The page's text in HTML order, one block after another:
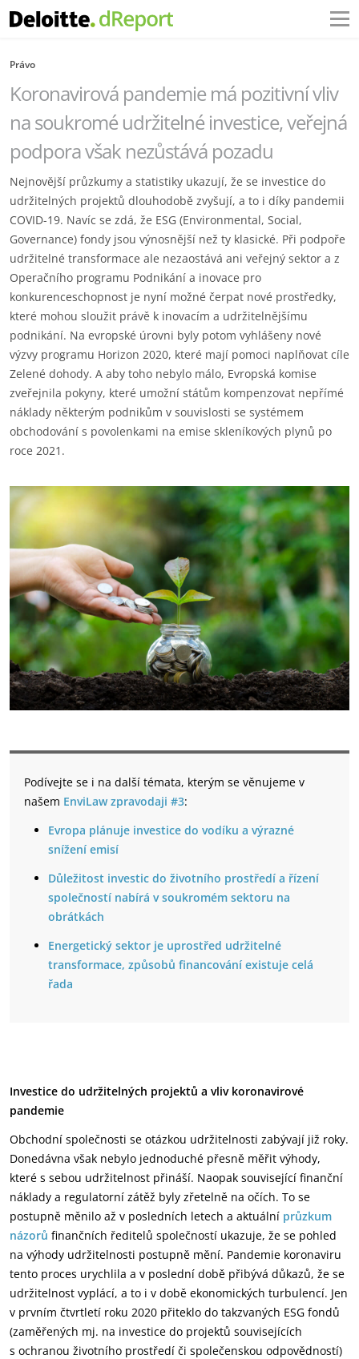
Právo
Koronavirová pandemie má pozitivní vliv
na soukromé udržitelné investice, veřejná
podpora však nezůstává pozadu
Nejnovější průzkumy a statistiky ukazují, že se investice do
udržitelných projektů dlouhodobě zvyšují, a to i díky pandemii
COVID-19. Navíc se zdá, že ESG (Environmental, Social,
Governance) fondy jsou výnosnější než ty klasické. Při podpoře
udržitelné transformace ale nezaostává ani veřejný sektor a z
Operačního programu Podnikání a inovace pro
konkurenceschopnost je nyní možné čerpat nové prostředky,
které mohou sloužit právě k inovacím a udržitelnějšímu
podnikání. Na evropské úrovni byly potom vyhlášeny nové
výzvy programu Horizon 2020, které mají pomoci naplňovat cíle
Zelené dohody. A aby toho nebylo málo, Evropská komise
zveřejnila pokyny, které umožní státům kompenzovat nepřímé
náklady některým podnikům v souvislosti se systémem
obchodování s povolenkami na emise skleníkových plynů po
roce 2021.
Podívejte se i na další témata, kterým se věnujeme v
našem EnviLaw zpravodaji #3:
Evropa plánuje investice do vodíku a výrazné
snížení emisí
Důležitost investic do životního prostředí a řízení
společností nabírá v soukromém sektoru na
obrátkách
Energetický sektor je uprostřed udržitelné
transformace, způsobů financování existuje celá
řada
Investice do udržitelných projektů a vliv koronavirové
pandemie
Obchodní společnosti se otázkou udržitelnosti zabývají již roky.
Donedávna však nebylo jednoduché přesně měřit výhody,
které s sebou udržitelnost přináší. Naopak související finanční
náklady a regulatorní zátěž byly zřetelně na očích. To se
postupně měnilo až v posledních letech a aktuální průzkum
názorů finančních ředitelů společností ukazuje, že se pohled
na výhody udržitelnosti postupně mění. Pandemie koronaviru
tento proces urychlila a v poslední době přibývá důkazů, že se
udržitelnost vyplácí, a to i v době ekonomických turbulencí. Jen
v prvním čtvrtletí roku 2020 přiteklo do takzvaných ESG fondů
(zaměřených mj. na investice do projektů souvisejících
s ochranou životního prostředí či společenskou odpovědností)